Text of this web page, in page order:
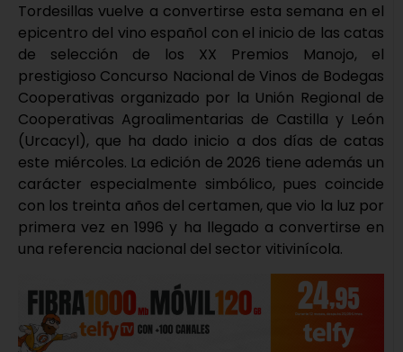
Tordesillas vuelve a convertirse esta semana en el
epicentro del vino español con el inicio de las catas
de selección de los XX Premios Manojo, el
prestigioso Concurso Nacional de Vinos de Bodegas
Cooperativas organizado por la Unión Regional de
Cooperativas Agroalimentarias de Castilla y León
(Urcacyl), que ha dado inicio a dos días de catas
este miércoles. La edición de 2026 tiene además un
carácter especialmente simbólico, pues coincide
con los treinta años del certamen, que vio la luz por
primera vez en 1996 y ha llegado a convertirse en
una referencia nacional del sector vitivinícola.